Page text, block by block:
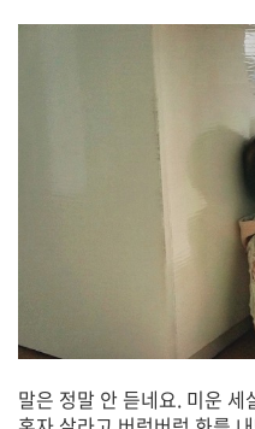
말은 정말 안 듣네요. 미운